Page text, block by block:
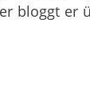
bloggt